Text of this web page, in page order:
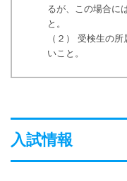
るが、この場合に
と。
（２） 受検生の
いこと。
入試情報